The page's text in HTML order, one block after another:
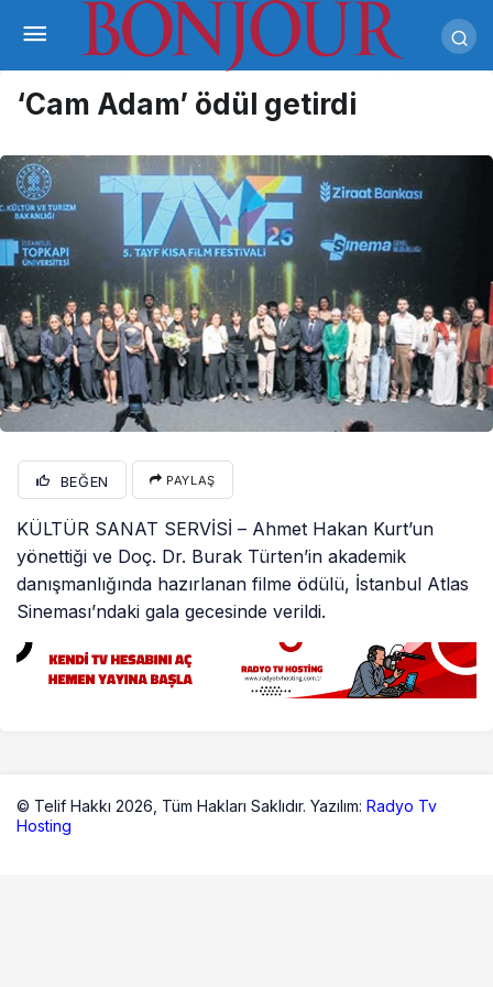
‘Cam Adam’ ödül getirdi
BEĞEN PAYLAŞ
KÜLTÜR SANAT SERVİSİ – Ahmet Hakan Kurt’un
yönettiği ve Doç. Dr. Burak Türten’in akademik
danışmanlığında hazırlanan filme ödülü, İstanbul Atlas
Sineması’ndaki gala gecesinde verildi.
© Telif Hakkı 2026, Tüm Hakları Saklıdır. Yazılım: Radyo Tv
Hosting